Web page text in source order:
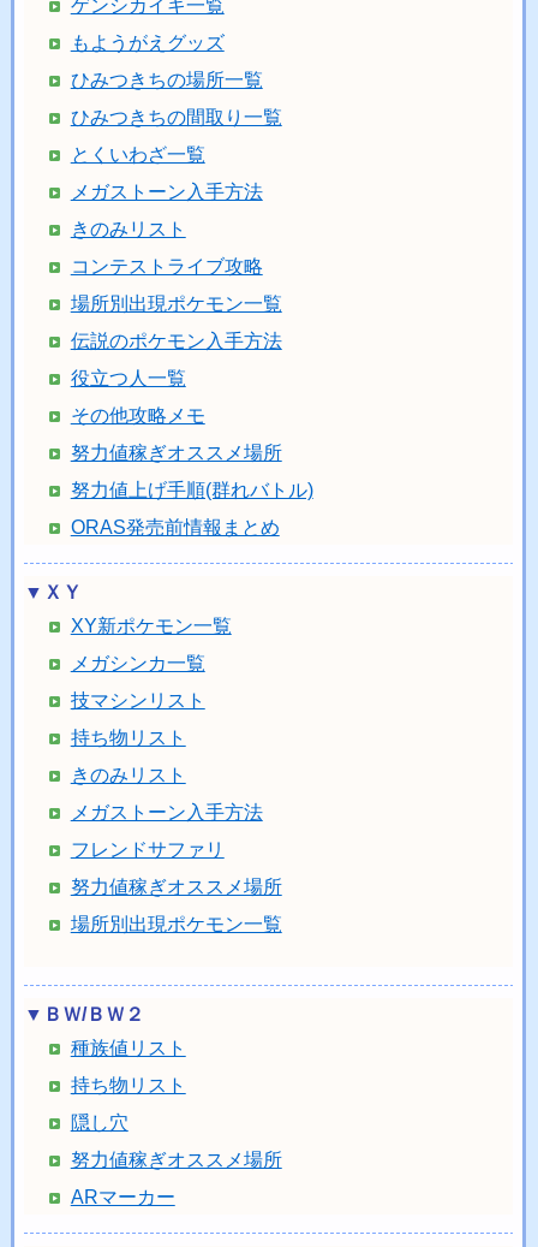
ゲンシカイキ一覧
もようがえグッズ
ひみつきちの場所一覧
ひみつきちの間取り一覧
とくいわざ一覧
メガストーン入手方法
きのみリスト
コンテストライブ攻略
場所別出現ポケモン一覧
伝説のポケモン入手方法
役立つ人一覧
その他攻略メモ
努力値稼ぎオススメ場所
努力値上げ手順(群れバトル)
ORAS発売前情報まとめ
▼ＸＹ
XY新ポケモン一覧
メガシンカ一覧
技マシンリスト
持ち物リスト
きのみリスト
メガストーン入手方法
フレンドサファリ
努力値稼ぎオススメ場所
場所別出現ポケモン一覧
▼ＢＷ/ＢＷ２
種族値リスト
持ち物リスト
隠し穴
努力値稼ぎオススメ場所
ARマーカー